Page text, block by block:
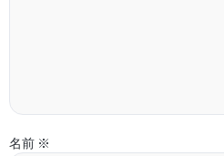
名前 ※